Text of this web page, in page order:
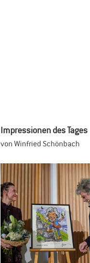
Impressionen des Tages
von Winfried Schönbach